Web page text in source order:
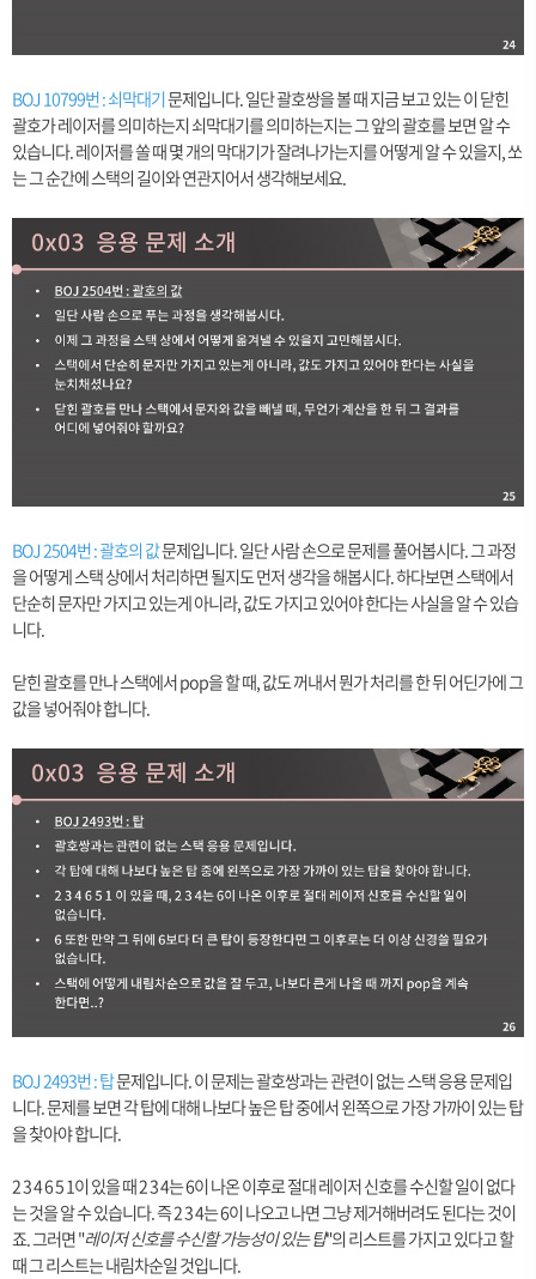
BOJ 10799번 : 쇠막대기문제입니다. 일단 괄호쌍을 볼 때 지금 보고 있는 이 닫힌
괄호가 레이저를 의미하는지 쇠막대기를 의미하는지는 그 앞의 괄호를 보면 알 수
있습니다. 레이저를 쏠 때 몇 개의 막대기가 잘려나가는지를 어떻게 알 수 있을지, 쏘
는 그 순간에 스택의 길이와 연관지어서 생각해보세요.
BOJ 2504번 : 괄호의 값문제입니다. 일단 사람 손으로 문제를 풀어봅시다. 그 과정
을 어떻게 스택 상에서 처리하면 될지도 먼저 생각을 해봅시다. 하다보면 스택에서
단순히 문자만 가지고 있는게 아니라, 값도 가지고 있어야 한다는 사실을 알 수 있습
니다.
닫힌 괄호를 만나 스택에서 pop을 할 때, 값도 꺼내서 뭔가 처리를 한 뒤 어딘가에 그
값을 넣어줘야 합니다.
BOJ 2493번 : 탑문제입니다. 이 문제는 괄호쌍과는 관련이 없는 스택 응용 문제입
니다. 문제를 보면 각 탑에 대해 나보다 높은 탑 중에서 왼쪽으로 가장 가까이 있는 탑
을 찾아야 합니다.
2 3 4 6 5 1이 있을 때 2 3 4는 6이 나온 이후로 절대 레이저 신호를 수신할 일이 없다
는 것을 알 수 있습니다. 즉 2 3 4는 6이 나오고 나면 그냥 제거해버려도 된다는 것이
죠. 그러면 "레이저 신호를 수신할 가능성이 있는 탑"의 리스트를 가지고 있다고 할
때 그 리스트는 내림차순일 것입니다.